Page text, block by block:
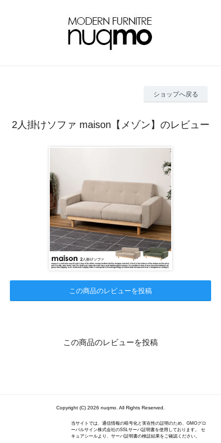
ショップへ戻る
2人掛けソファ maison【メゾン】のレビュー
この商品のレビューを投稿
この商品のレビューを投稿
Copyright (C) 2026 nuqmo. All Rights Reserved.
当サイトでは、通信情報の暗号化と実在性の証明のため、GMOグロ
ーバルサイン株式会社のSSLサーバ証明書を使用しております。 セ
キュアシールより、サーバ証明書の検証結果をご確認ください。